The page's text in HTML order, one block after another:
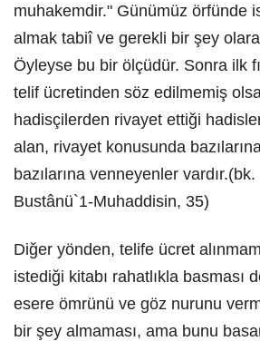
muhakemdir." Günümüz örfünde
almak tabiî ve gerekli bir şey
Öyleyse bu bir ölçüdür. Sonra ilk
telif ücretinden söz edilmemiş
hadisçilerden rivayet ettiği
alan, rivayet konusunda
bazılarına venneyenler
Bustânü`1-Muhaddisin, 35)
Diğer yönden, telife ücret
istediği kitabı rahatlıkla basması
esere ömrünü ve göz nurunu
bir şey almaması, ama bunu